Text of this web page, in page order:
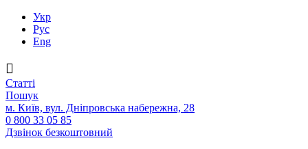
Укр
Рус
Eng
Статтi
Пошук
м. Київ, вул. Дніпровська набережна, 28
0 800 33 05 85
Дзвінок безкоштовний